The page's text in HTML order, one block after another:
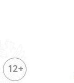
12+